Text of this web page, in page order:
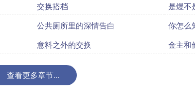
交换搭档
是煜不
公共厕所里的深情告白
你怎么
意料之外的交换 金主和
查看更多章节...